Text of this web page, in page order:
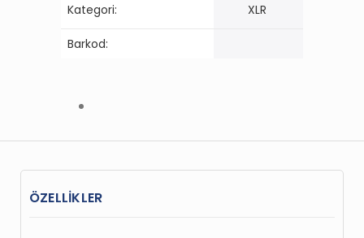
Kategori: XLR
Barkod:
ÖZELLİKLER